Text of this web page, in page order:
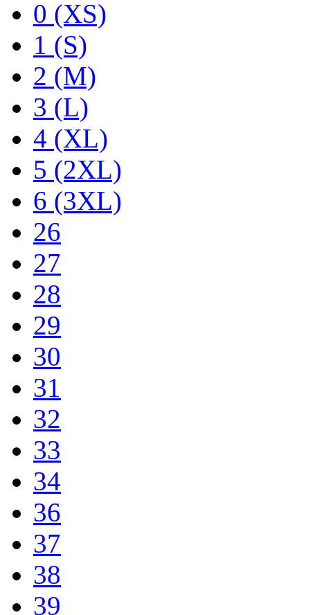
0 (XS)
1 (S)
2 (M)
3 (L)
4 (XL)
5 (2XL)
6 (3XL)
26
27
28
29
30
31
32
33
34
36
37
38
39